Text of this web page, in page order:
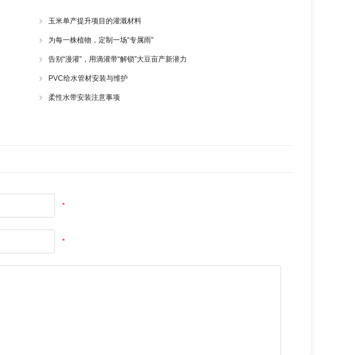
玉米单产提升项目的灌溉材料
为每一株植物，定制一场“专属雨”
告别“漫灌”，用滴灌带“解锁”大豆亩产新潜力
PVC给水管材安装与维护
柔性水带安装注意事项
*
*